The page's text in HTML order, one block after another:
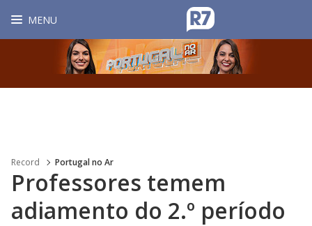
MENU
Record Portugal no Ar
Professores temem
adiamento do 2.º período